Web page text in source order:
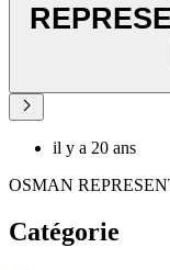
il y a 20 ans
OSMAN
Catégorie